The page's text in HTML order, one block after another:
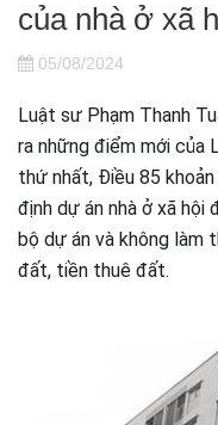
của nhà ở xã
05/08/2024
Luật sư Phạm Thanh
ra những điểm mới của
thứ nhất, Điều 85
định dự án nhà ở xã
bộ dự án và không làm
đất, tiền thuê đất.